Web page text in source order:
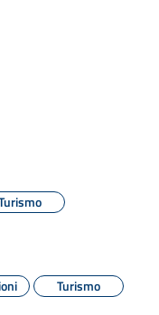
Turismo